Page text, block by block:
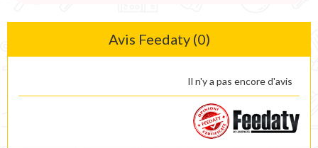
Avis Feedaty (0)
Il n'y a pas encore d'avis